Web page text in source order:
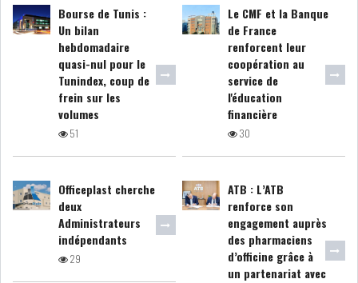
LEASING
LOGISTIQUE ET
SANTÉ TOURSIME
DISTRIBUTION
COMPOSANTS
AUTOMOBILES
CHIMIE
DISTRIBUTION
AUTOMOBILE
FINANCIER IMMOBILIER
Bourse de Tunis :
Un bilan
hebdomadaire
quasi-nul pour le
Tunindex, coup de
frein sur les
volumes
51
Le CMF et la Banque
de France
renforcent leur
coopération au
service de
l'éducation
financière
30
Officeplast cherche
deux
Administrateurs
indépendants
29
ATB : L’ATB
renforce son
engagement auprès
des pharmaciens
d’officine grâce à
un partenariat avec